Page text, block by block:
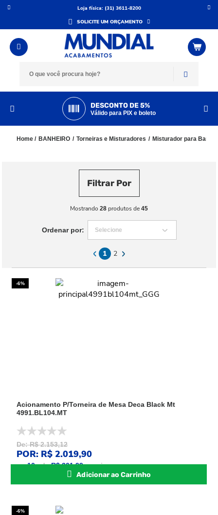
Loja física: (31) 3611-8200
SOLICITE UM ORÇAMENTO
DESCONTO DE 5%
Válido para PIX e boleto
BANHEIRO Torneiras e Misturadores Misturador para
Filtrar Por
Mostrando 28 produtos de 45
1 2
Ordenar por: Selecione
-6%
Acionamento P/Torneira de Mesa Deca Black Mt
4991.BL104.MT
De: R$ 2.153,12
POR: R$ 2.019,90
ou10xdeR$ 201,99sem juros
Adicionar ao Carrinho
-6%